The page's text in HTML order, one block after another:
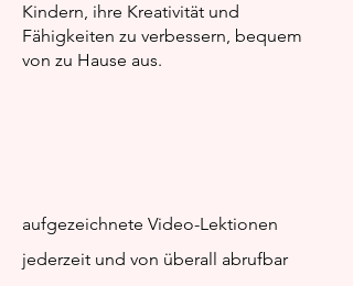
Kindern, ihre Kreativität und
Fähigkeiten zu verbessern, bequem
von zu Hause aus.
aufgezeichnete Video-Lektionen
jederzeit und von überall abrufbar